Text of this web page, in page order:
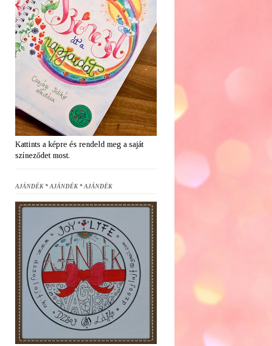
Kattints a képre és rendeld meg a saját
színeződet most.
AJÁNDÉK * AJÁNDÉK * AJÁNDÉK